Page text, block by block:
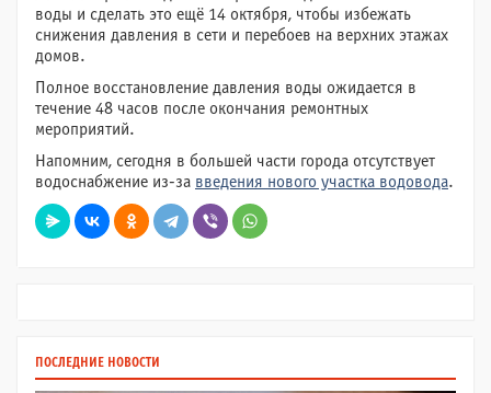
воды и сделать это ещё 14 октября, чтобы избежать
снижения давления в сети и перебоев на верхних этажах
домов.
Полное восстановление давления воды ожидается в
течение 48 часов после окончания ремонтных
мероприятий.
Напомним, сегодня в большей части города отсутствует
водоснабжение из-за введения нового участка водовода.
ПОСЛЕДНИЕ НОВОСТИ